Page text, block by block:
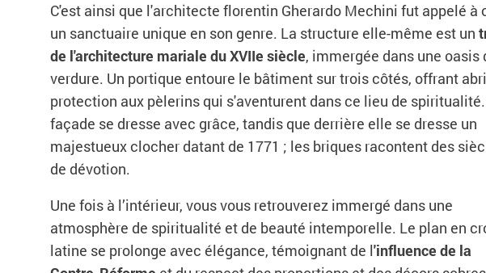
C'est ainsi que l'architecte florentin Gherardo Mechini fut appelé à
un sanctuaire unique en son genre. La structure elle-même est un
de l'architecture mariale du XVIIe siècle, immergée dans une oasis
verdure. Un portique entoure le bâtiment sur trois côtés, offrant
protection aux pèlerins qui s'aventurent dans ce lieu de
façade se dresse avec grâce, tandis que derrière elle se dresse un
majestueux clocher datant de 1771 ; les briques racontent des
de dévotion.
Une fois à l’intérieur, vous vous retrouverez immergé dans une
atmosphère de spiritualité et de beauté intemporelle. Le plan en
latine se prolonge avec élégance, témoignant de l'influence de la